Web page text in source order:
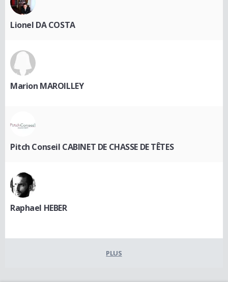
Lionel DA COSTA
Marion MAROILLEY
Pitch Conseil CABINET DE CHASSE DE TÊTES
Raphael HEBER
PLUS